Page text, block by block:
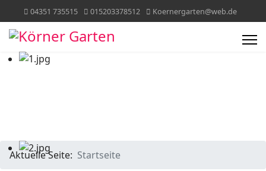
04351 735515 015203378512 Koernergarten@web.de
Aktuelle Seite: Startseite